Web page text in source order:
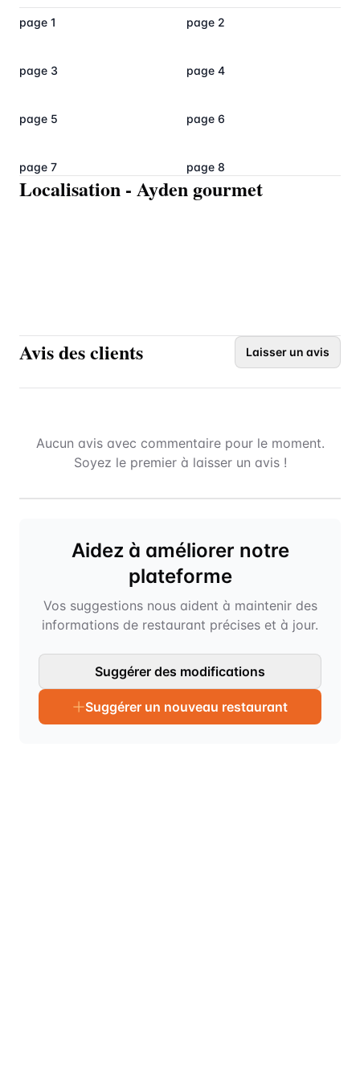
page 1 page 2
page 3 page 4
page 5 page 6
page 7 page 8
Localisation - Ayden gourmet
Avis des clients Laisser un avis
Aucun avis avec commentaire pour le moment.
Soyez le premier à laisser un avis !
Aidez à améliorer notre
plateforme
Vos suggestions nous aident à maintenir des
informations de restaurant précises et à jour.
Suggérer des modifications
Suggérer un nouveau restaurant